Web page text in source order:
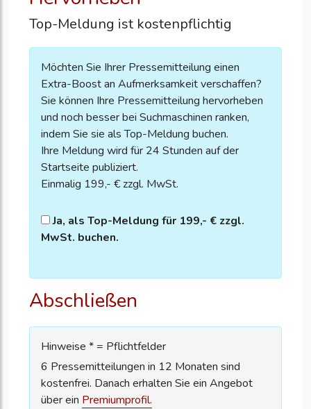
Top-Meldung ist kostenpflichtig
Möchten Sie Ihrer Pressemitteilung einen
Extra-Boost an Aufmerksamkeit verschaffen?
Sie können Ihre Pressemitteilung hervorheben
und noch besser bei Suchmaschinen ranken,
indem Sie sie als Top-Meldung buchen.
Ihre Meldung wird für 24 Stunden auf der
Startseite publiziert.
Einmalig 199,- € zzgl. MwSt.
Ja, als Top-Meldung für 199,- € zzgl.
MwSt. buchen.
Abschließen
Hinweise * = Pflichtfelder
6 Pressemitteilungen in 12 Monaten sind
kostenfrei. Danach erhalten Sie ein Angebot
über ein Premiumprofil.